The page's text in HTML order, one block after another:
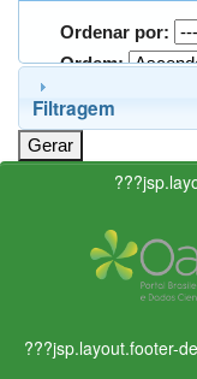
Ordenar por:
Ordem:
Filtragem
???jsp.layout.footer-